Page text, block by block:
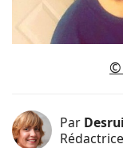
©
Par
Rédactrice